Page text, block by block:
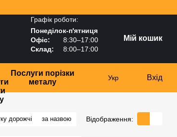
Графік роботи:
Понеділок-п'ятниця
Офіс:
8:30–17:00
Склад:
8:00–17:00
Мій кошик
Послуги порізки
металу
Укр Вхід
дорожчі за назвою Відображення: